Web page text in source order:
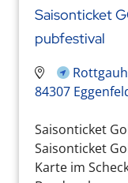
Saisonticket
pubfestival
84307
Saisonticket
Saisonticket
Karte im